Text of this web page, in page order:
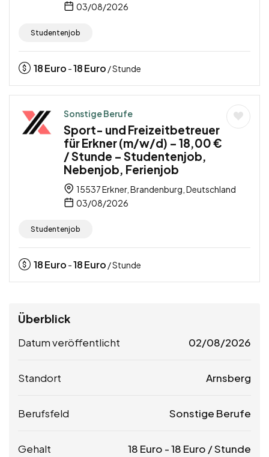
03/08/2026
Studentenjob
18Euro -18Euro / Stunde
Sonstige Berufe
Sport- und Freizeitbetreuer
für Erkner (m/w/d) – 18,00 €
/ Stunde – Studentenjob,
Nebenjob, Ferienjob
15537 Erkner, Brandenburg, Deutschland
03/08/2026
Studentenjob
18Euro -18Euro / Stunde
Überblick
Datum veröffentlicht 02/08/2026
Standort Arnsberg
Berufsfeld Sonstige Berufe
Gehalt 18 Euro -18 Euro / Stunde